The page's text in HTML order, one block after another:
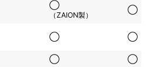
◯
（ZAION製）
◯
◯ ◯
◯
◯